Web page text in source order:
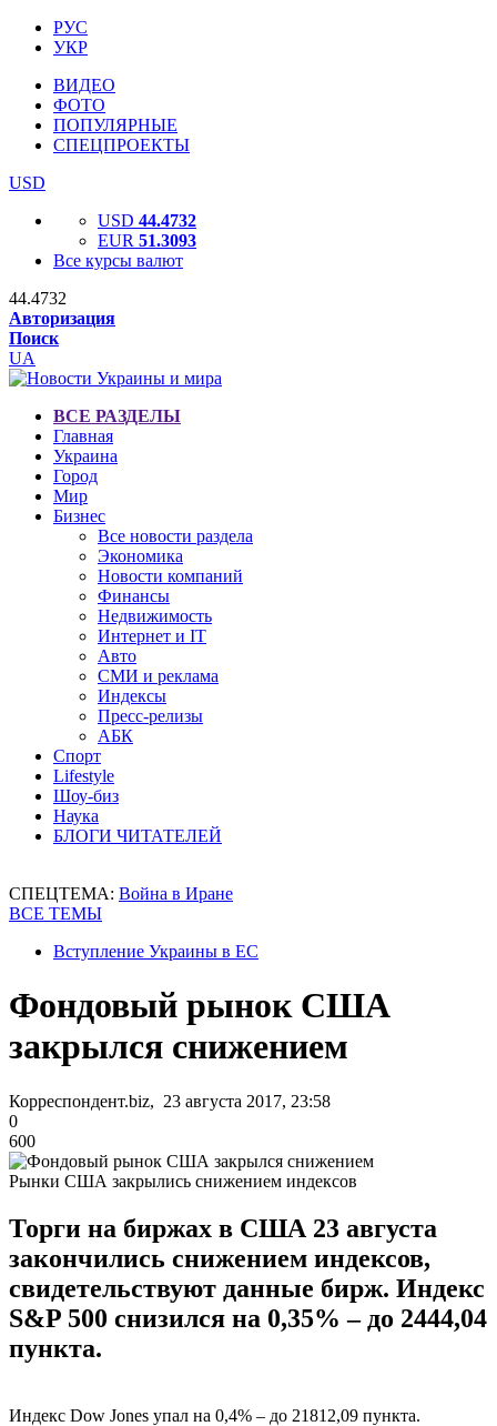
РУС
УКР
ВИДЕО
ФОТО
ПОПУЛЯРНЫЕ
СПЕЦПРОЕКТЫ
USD
USD 44.4732
EUR 51.3093
Все курсы валют
44.4732
Авторизация
Поиск
UA
ВСЕ РАЗДЕЛЫ
Главная
Украина
Город
Мир
Бизнес
Все новости раздела
Экономика
Новости компаний
Финансы
Недвижимость
Интернет и IT
Авто
СМИ и реклама
Индексы
Пресс-релизы
АБК
Спорт
Lifestyle
Шоу-биз
Наука
БЛОГИ ЧИТАТЕЛЕЙ
СПЕЦТЕМА: Война в Иране
ВСЕ ТЕМЫ
Вступление Украины в ЕС
Фондовый рынок США
закрылся снижением
Корреспондент.biz, 23 августа 2017, 23:58
0
600
Рынки США закрылись снижением индексов
Торги на биржах в США 23 августа
закончились снижением индексов,
свидетельствуют данные бирж. Индекс
S&P 500 снизился на 0,35% – до 2444,04
пункта.
Индекс Dow Jones упал на 0,4% – до 21812,09 пункта.